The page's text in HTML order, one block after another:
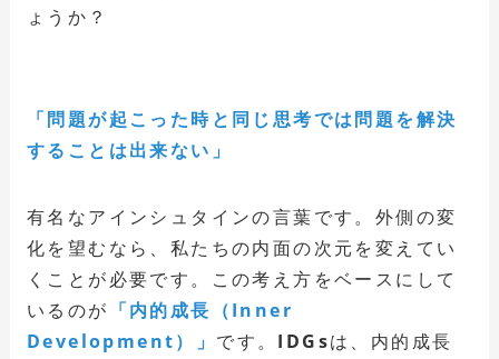
ょうか？
「問題が起こった時と同じ思考では問題を解決
することは出来ない」
有名なアインシュタインの言葉です。外側の変
化を望むなら、私たちの内面の次元を変えてい
くことが必要です。この考え方をベースにして
いるのが 「内的成長（Inner
Development）」 です。 IDGsは、内的成長